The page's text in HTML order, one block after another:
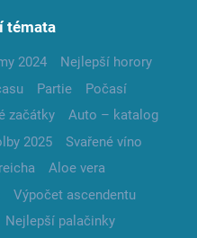
témata
2024
Nejlepší horory
Partie
Počasí
začátky
Auto – katalog
2025
Svařené víno
Aloe vera
Výpočet ascendentu
Nejlepší palačinky